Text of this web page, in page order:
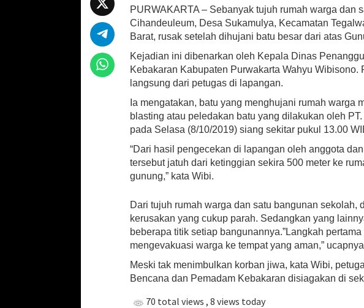
s
a
,
7
R
m
a
h
a
n
S
k
o
a
h
d
P
u
r
a
at
sA
p
p
b
o
o
k
ai
l
ar
e
PURWAKARTA – Sebanyak tujuh rumah warga dan
Cihandeuleum, Desa Sukamulya, Kecamatan
Barat, rusak setelah dihujani batu besar dari atas
Kejadian ini dibenarkan oleh Kepala Dinas
Kebakaran Kabupaten Purwakarta Wahyu Wibisono.
langsung dari petugas di lapangan.
Ia mengatakan, batu yang menghujani rumah warga
blasting atau peledakan batu yang dilakukan oleh
pada Selasa (8/10/2019) siang sekitar pukul 13.00
“Dari hasil pengecekan di lapangan oleh anggota
tersebut jatuh dari ketinggian sekira 500 meter ke
gunung,” kata Wibi.
Dari tujuh rumah warga dan satu bangunan sekolah,
kerusakan yang cukup parah. Sedangkan yang
beberapa titik setiap bangunannya.”Langkah
mengevakuasi warga ke tempat yang aman,”
Meski tak menimbulkan korban jiwa, kata Wibi,
Bencana dan Pemadam Kebakaran disiagakan di
70 total views , 8 views today